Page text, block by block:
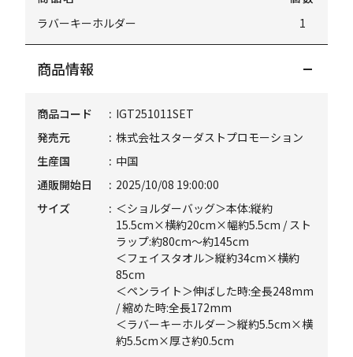
ラバーキーホルダー
1
商品情報
商品コード
IGT251011SET
発売元
株式会社スターダストプロモーション
生産国
中国
通販開始日
2025/10/08 19:00:00
サイズ
＜ショルダーバッグ＞本体:縦約
15.5cm×横約20cm×幅約5.5cm / スト
ラップ:約80cm～約145cm
＜フェイスタオル＞縦約34cm×横約
85cm
＜ペンライト＞伸ばした時:全長248mm
/ 縮めた時:全長172mm
＜ラバーキーホルダー＞縦約5.5cm×横
約5.5cm×厚さ約0.5cm